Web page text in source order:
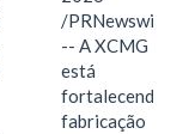
/PRNewswire/
-- A XCMG
está
fortalecendo a
fabricação